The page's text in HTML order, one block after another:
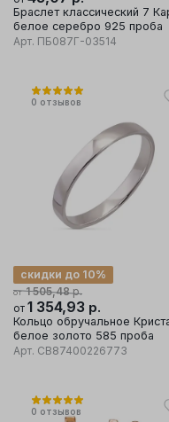
Браслет классический 7
белое серебро 925 проба
Арт. ПБ087Г-03514
0 отзывов
от 1 505,48р.
скидки до 10%
от 1 354,93 р.
Кольцо обручальное
белое золото 585 проба
Арт. CB87400226773
0 отзывов